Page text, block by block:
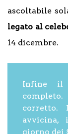
ascoltabile
legato al
14 dicembre.
Infine il
giorno dei